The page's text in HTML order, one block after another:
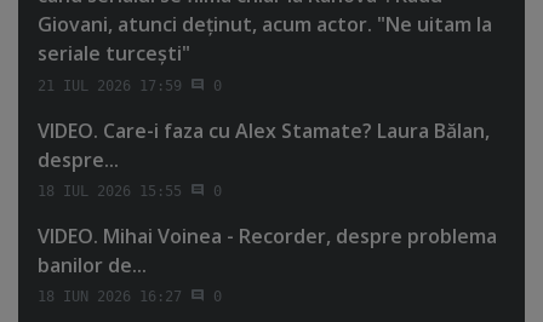
Giovani, atunci deţinut, acum actor. "Ne uitam la
seriale turceşti"
21 IUL 2026 17:59 0
VIDEO. Care-i faza cu Alex Stamate? Laura Bălan,
despre...
18 IUL 2026 15:55 0
VIDEO. Mihai Voinea - Recorder, despre problema
banilor de...
18 IUN 2026 16:27 0